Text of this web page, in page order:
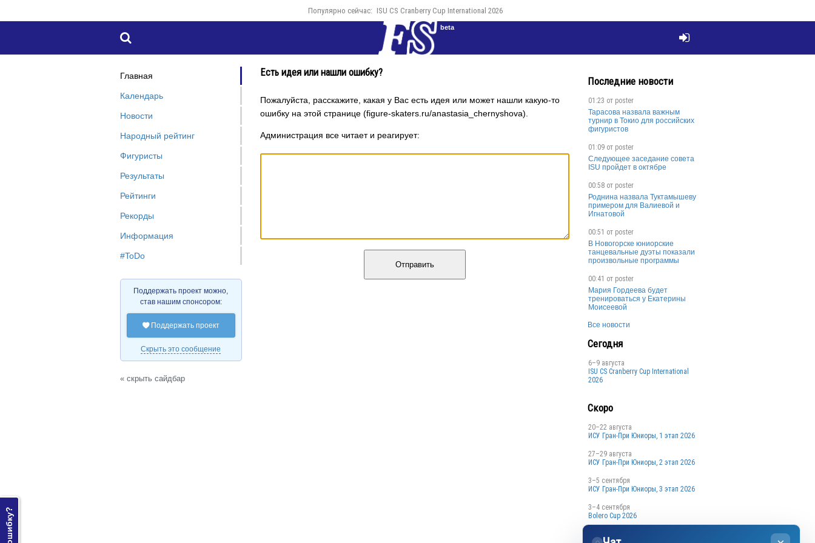
Популярно сейчас: ISU CS Cranberry Cup International 2026
 
beta
Есть идея или нашли ошибку?
Пожалуйста, расскажите, какая у Вас есть идея или может нашли какую-то
ошибку на этой странице (figure-skaters.ru/anastasia_chernyshova).
Администрация все читает и реагирует:
Отправить
Главная
Календарь
Новости
Народный рейтинг
Фигуристы
Результаты
Рейтинги
Рекорды
Информация
#ToDo
Поддержать проект можно,
став нашим спонсором:
Поддержать проект
Скрыть это сообщение
« скрыть сайдбар
Последние новости
01:23 от poster
Тарасова назвала важным
турнир в Токио для российских
фигуристов
01:09 от poster
Следующее заседание совета
ISU пройдет в октябре
00:58 от poster
Роднина назвала Туктамышеву
примером для Валиевой и
Игнатовой
00:51 от poster
В Новогорске юниорские
танцевальные дуэты показали
произвольные программы
00:41 от poster
Мария Гордеева будет
тренироваться у Екатерины
Моисеевой
Все новости
Сегодня
6–9 августа
ISU CS Cranberry Cup International
2026
Скоро
20–22 августа
ИСУ Гран-При Юниоры, 1 этап 2026
27–29 августа
ИСУ Гран-При Юниоры, 2 этап 2026
3–5 сентября
ИСУ Гран-При Юниоры, 3 этап 2026
3–4 сентября
Bolero Cup 2026